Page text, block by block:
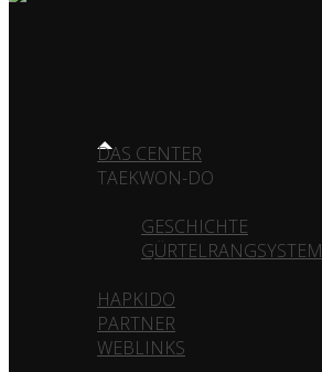
DAS CENTER
TAEKWON-DO
GESCHICHTE
GÜRTELRANGSYSTEM
HAPKIDO
PARTNER
WEBLINKS